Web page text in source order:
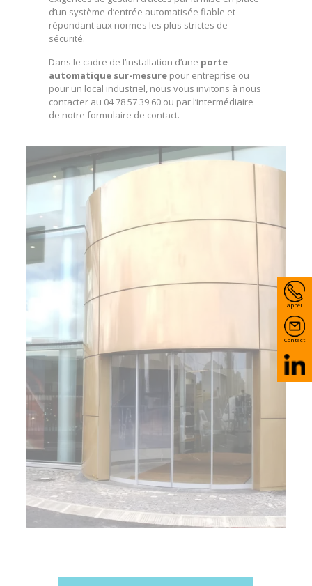
d’un système d’entrée automatisée fiable et
répondant aux normes les plus strictes de
sécurité.
Dans le cadre de l’installation d’une porte
automatique sur-mesurepour entreprise ou
pour un local industriel, nous vous invitons à nous
contacter au 04 78 57 39 60 ou par l’intermédiaire
de notre formulaire de contact.
appel
Contact